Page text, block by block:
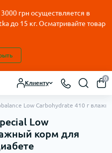
3000 грн осуществляется в
до 15 кг. Осматривайте товар
Клиенту
0
Low Carbohydrate 410 г
Low
корм для